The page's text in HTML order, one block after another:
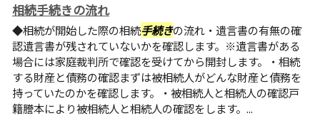
相続手続きの流れ
◆相続が開始した際の相続手続きの流れ・遺言書の有無の確
認遺言書が残されていないかを確認します。※遺言書がある
場合には家庭裁判所で確認を受けてから開封します。・相続
する財産と債務の確認まずは被相続人がどんな財産と債務を
持っていたのかを確認します。・被相続人と相続人の確認戸
籍謄本により被相続人と相続人の確認をします。...